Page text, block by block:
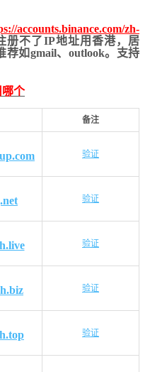
accounts.binance.com/zh-
册不了IP地址用香港，居
荐如gmail、outlook。支持
个
备注
验证
验证
验证
验证
验证